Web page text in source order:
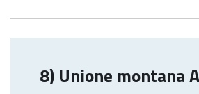
8) Unione montana